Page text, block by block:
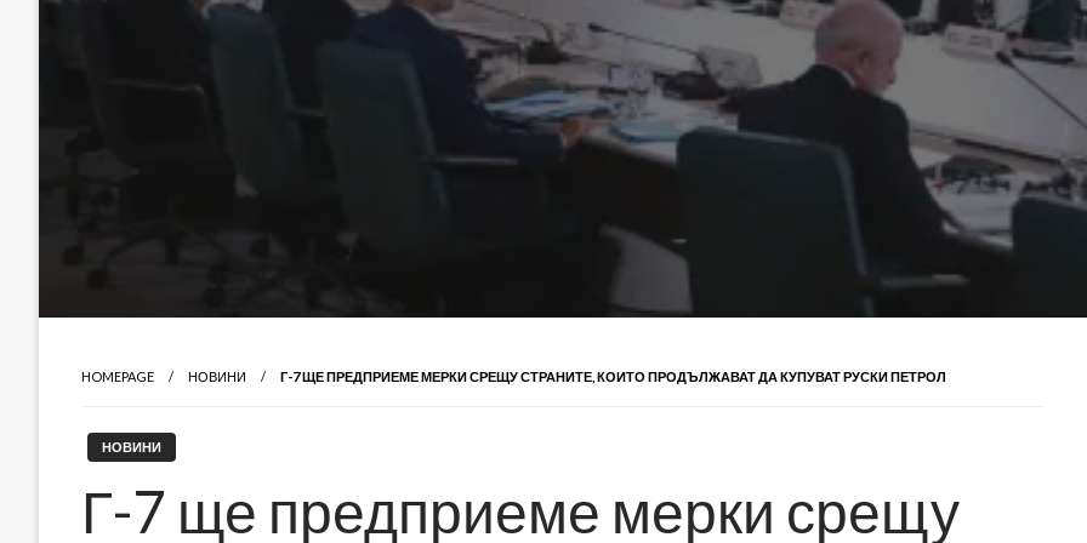
HOMEPAGE НОВИНИ Г-7 ЩЕ ПРЕДПРИЕМЕ МЕРКИ СРЕЩУ СТРАНИТЕ, КОИТО ПРОДЪЛЖАВАТ ДА КУПУВАТ РУСКИ ПЕТРОЛ
НОВИНИ
Г-7 ще предприеме мерки срещу